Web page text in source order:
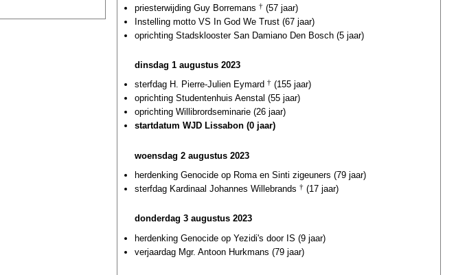
priesterwijding Guy Borremans † (57 jaar)
Instelling motto VS In God We Trust (67 jaar)
oprichting Stadsklooster San Damiano Den Bosch (5 jaar)
dinsdag 1 augustus 2023
sterfdag H. Pierre-Julien Eymard † (155 jaar)
oprichting Studentenhuis Aenstal (55 jaar)
oprichting Willibrordseminarie (26 jaar)
startdatum WJD Lissabon (0 jaar)
woensdag 2 augustus 2023
herdenking Genocide op Roma en Sinti zigeuners (79 jaar)
sterfdag Kardinaal Johannes Willebrands † (17 jaar)
donderdag 3 augustus 2023
herdenking Genocide op Yezidi's door IS (9 jaar)
verjaardag Mgr. Antoon Hurkmans (79 jaar)